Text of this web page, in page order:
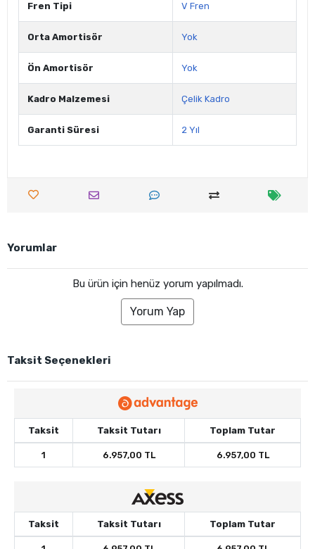
Fren Tipi V Fren
Orta Amortisör Yok
Ön Amortisör Yok
Kadro Malzemesi Çelik Kadro
Garanti Süresi 2 Yıl
Yorumlar
Bu ürün için henüz yorum yapılmadı.
Yorum Yap
Taksit Seçenekleri
Taksit Taksit Tutarı Toplam Tutar
1 6.957,00 TL 6.957,00 TL
Taksit Taksit Tutarı Toplam Tutar